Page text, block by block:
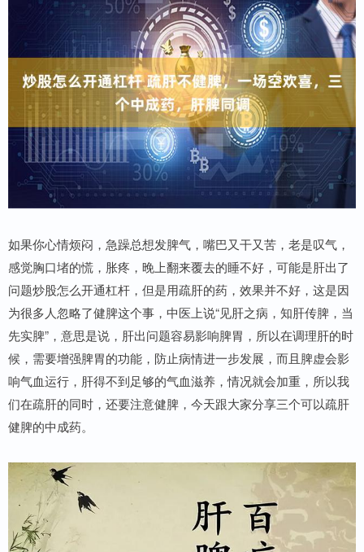
如果你心情烦闷，急躁总想发脾气，嘴巴又干又苦，老是叹气，
感觉胸口堵的慌，胀疼，晚上翻来覆去的睡不好，可能是肝出了
问题炒股怎么开通杠杆，但是用疏肝的药，效果并不好，这是因
为很多人忽略了健脾这个事，中医上说“见肝之病，知肝传脾，当
先实脾”，意思是说，肝出问题容易影响脾胃，所以在调理肝的时
候，需要增强脾胃的功能，防止病情进一步发展，而且脾虚会影
响气血运行，肝得不到足够的气血滋养，情况就会加重，所以我
们在疏肝的同时，还要注意健脾，今天跟大家分享三个可以疏肝
健脾的中成药。